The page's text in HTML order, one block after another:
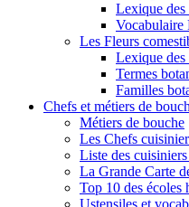
Lexique des
Les Fleurs
Lexique des
Termes
Familles
Chefs et métiers de
Métiers de bouche
Les Chefs
Liste des
La Grande Carte
Top 10 des écoles